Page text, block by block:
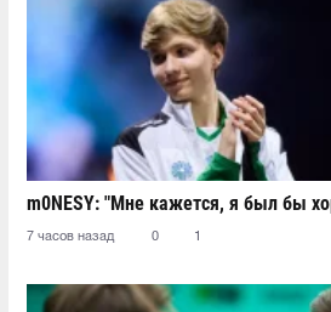
m0NESY: "Мне кажется, я был бы
7 часов назад 0 1